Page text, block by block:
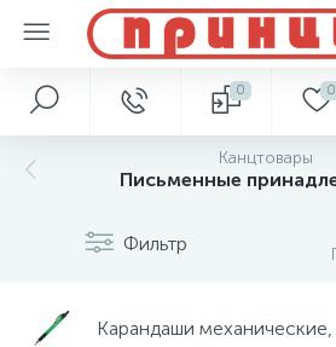
0 0
Канцтовары
Письменные
Фильтр
Карандаши механические,